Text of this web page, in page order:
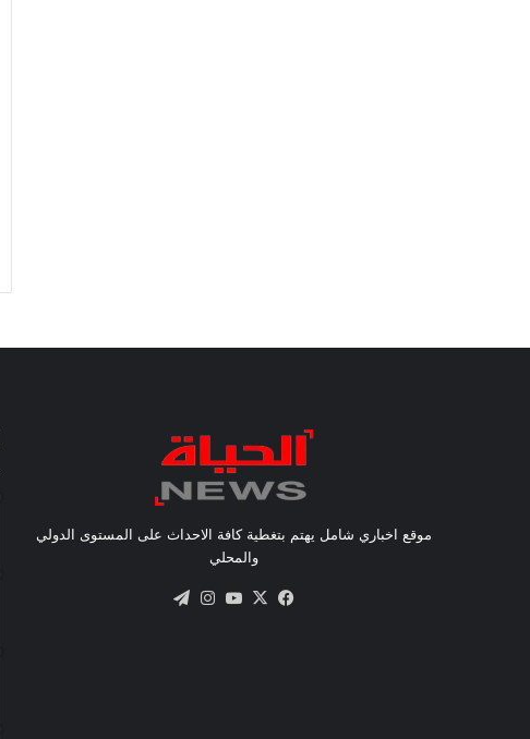
موقع اخباري شامل يهتم بتغطية كافة الاحداث على المستوى الدولي
والمحلي
فيسبوك
X يوتيوبانستقرام